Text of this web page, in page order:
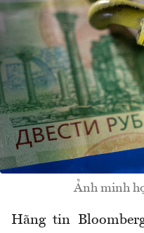
Ảnh minh
Hãng tin